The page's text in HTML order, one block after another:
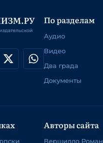
По разделам
Аудио
Видео
Два града
Документы
Авторы сайта
Вершилло Роман